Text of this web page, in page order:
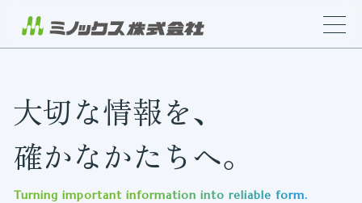
大切な情報を、
確かなかたちへ。
Turning important information into reliable form.